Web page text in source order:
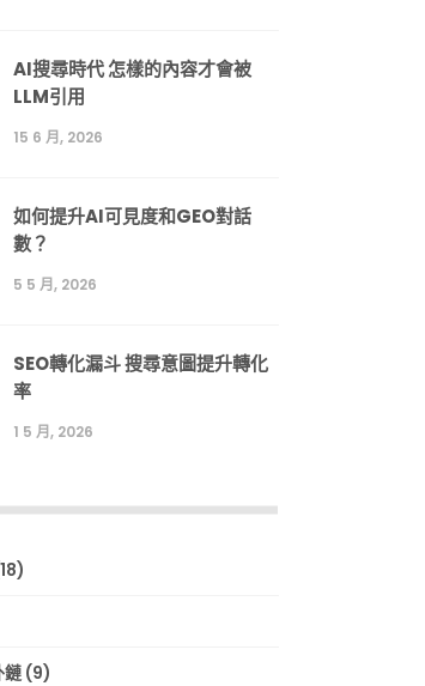
AI搜尋時代 怎樣的內容才會被
LLM引用
15 6 月, 2026
如何提升AI可見度和GEO對話
數？
5 5 月, 2026
SEO轉化漏斗 搜尋意圖提升轉化
率
1 5 月, 2026
(9)